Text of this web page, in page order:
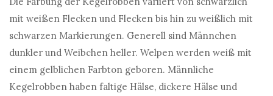
mit weißen Flecken und Flecken bis hin zu weißlich mit
schwarzen Markierungen. Generell sind Männchen
dunkler und Weibchen heller. Welpen werden weiß mit
einem gelblichen Farbton geboren. Männliche
Kegelrobben haben faltige Hälse, dickere Hälse und